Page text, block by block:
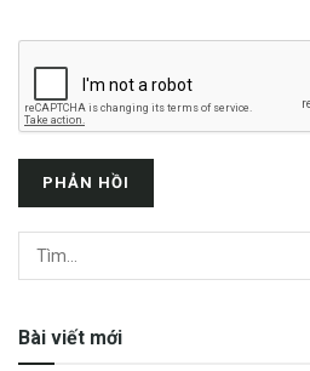
Bài viết mới